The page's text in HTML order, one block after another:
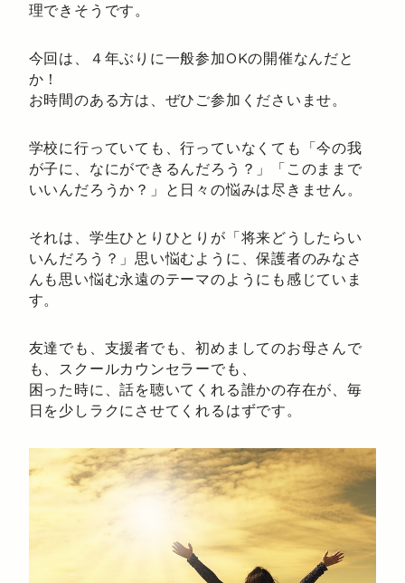
理できそうです。
今回は、４年ぶりに一般参加OKの開催なんだと
か！
お時間のある方は、ぜひご参加くださいませ。
学校に行っていても、行っていなくても「今の我
が子に、なにができるんだろう？」「このままで
いいんだろうか？」と日々の悩みは尽きません。
それは、学生ひとりひとりが「将来どうしたらい
いんだろう？」思い悩むように、保護者のみなさ
んも思い悩む永遠のテーマのようにも感じていま
す。
友達でも、支援者でも、初めましてのお母さんで
も、スクールカウンセラーでも、
困った時に、話を聴いてくれる誰かの存在が、毎
日を少しラクにさせてくれるはずです。